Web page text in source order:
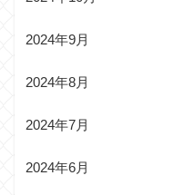
2024年9月
2024年8月
2024年7月
2024年6月